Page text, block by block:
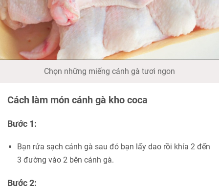
Chọn những miếng cánh gà tươi ngon
Cách làm món cánh gà kho coca
Bước 1:
Bạn rửa sạch cánh gà sau đó bạn lấy dao rồi khía 2 đến
3 đường vào 2 bên cánh gà.
Bước 2: